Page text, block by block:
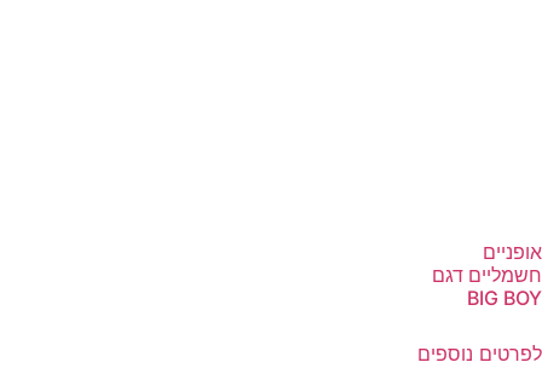
אופניים
חשמליים דגם
BIG BOY
לפרטים נוספים